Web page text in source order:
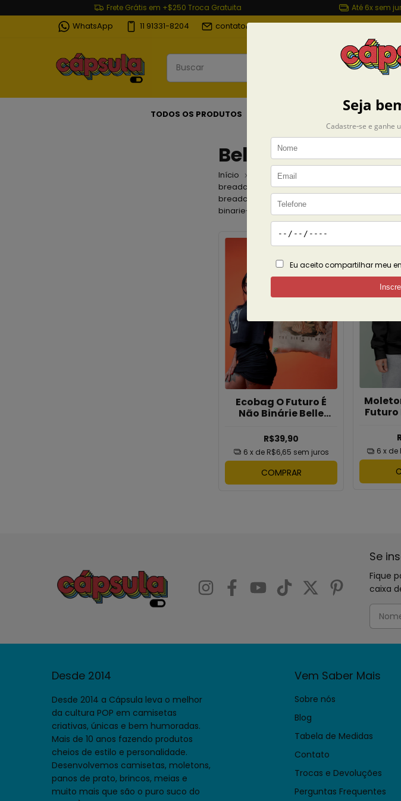
Frete Grátis em +$250 Troca Gratuita Até 6x sem
WhatsApp 11 91331-8204 contato@capsulashop.com.br
TODOS OS PRODUTOS ACESSÓRIOS
Belle Belinha
Início Coleções
breadcrumbs.products
breadcrumbs.ecobag-o-futuro-e-nao-
binarie-belle-belinha
Ecobag O Futuro É
Não Binárie Belle
R$39,90
6 x de R$6,65 sem juros
COMPRAR
Futuro
6 x de
Se
Fique
caixa
Desde 2014
Desde 2014 a Cápsula leva o melhor
da cultura POP em camisetas
criativas, únicas e bem humoradas.
Mais de 10 anos fazendo produtos
cheios de estilo e personalidade.
Desenvolvemos camisetas, moletons,
panos de prato, brincos, meias e
muito mais que são o puro suco do
Vem Saber Mais
Sobre nós
Blog
Tabela de Medidas
Contato
Trocas e Devoluções
Perguntas Frequentes